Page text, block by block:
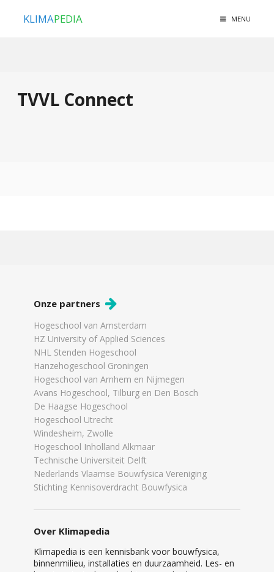
KLIMAPEDIA MENU
TVVL Connect
Onze partners
Hogeschool van Amsterdam
HZ University of Applied Sciences
NHL Stenden Hogeschool
Hanzehogeschool Groningen
Hogeschool van Arnhem en Nijmegen
Avans Hogeschool, Tilburg en Den Bosch
De Haagse Hogeschool
Hogeschool Utrecht
Windesheim, Zwolle
Hogeschool Inholland Alkmaar
Technische Universiteit Delft
Nederlands Vlaamse Bouwfysica Vereniging
Stichting Kennisoverdracht Bouwfysica
Over Klimapedia
Klimapedia is een kennisbank voor bouwfysica,
binnenmilieu, installaties en duurzaamheid. Les- en